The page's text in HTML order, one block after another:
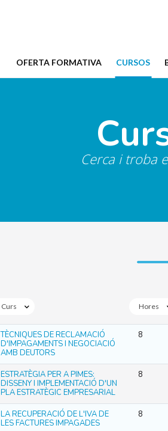
OFERTA FORMATIVA CURSOS
Cerca i troba
Curs Hores
TÈCNIQUES DE RECLAMACIÓ
D'IMPAGAMENTS I NEGOCIACIÓ
AMB DEUTORS
8
ESTRATÈGIA PER A PIMES:
DISSENY I IMPLEMENTACIÓ D'UN
PLA ESTRATÈGIC EMPRESARIAL
8
LA RECUPERACIÓ DE L'IVA DE
LES FACTURES IMPAGADES
8